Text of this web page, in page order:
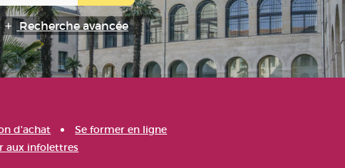
Recherche avancée
d'achat
Se former en ligne
aux infolettres